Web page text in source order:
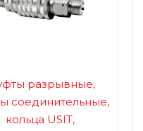
разрывные,
соединительные,
кольца USIT,